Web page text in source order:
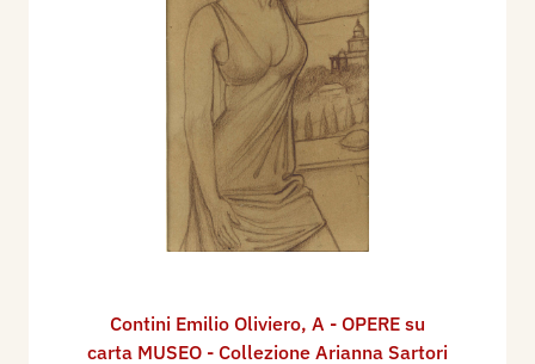
Contini Emilio Oliviero, A - OPERE su
carta MUSEO - Collezione Arianna Sartori